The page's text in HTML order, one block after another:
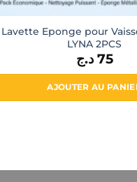
Lavette Eponge pour
LYNA 2PCS
75 د.ج
AJOUTER AU